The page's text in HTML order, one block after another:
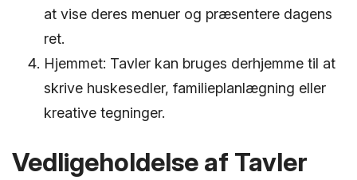
at vise deres menuer og præsentere dagens
ret.
Hjemmet: Tavler kan bruges derhjemme til at
skrive huskesedler, familieplanlægning eller
kreative tegninger.
Vedligeholdelse af Tavler